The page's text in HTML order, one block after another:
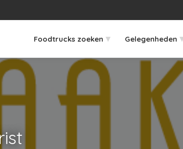
Foodtrucks zoeken ▾ Gelegenheden